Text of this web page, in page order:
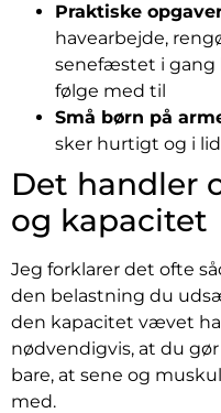
Praktiske
havearbejde,
senefæstet i
følge med til
Små børn på
sker hurtigt og i
Det handler
og kapacitet
Jeg forklarer det ofte
den belastning du
den kapacitet vævet
nødvendigvis, at du
bare, at sene og
med.